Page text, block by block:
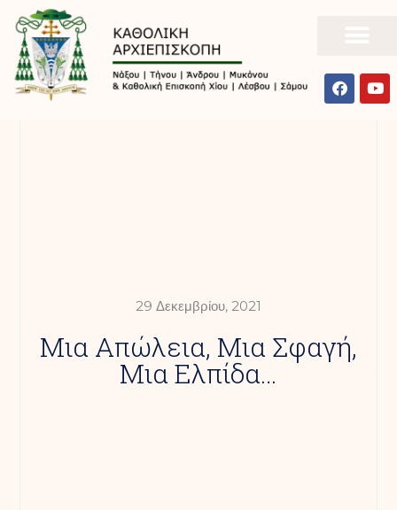
29 Δεκεμβρίου, 2021
Μια Απώλεια, Μια Σφαγή,
Μια Ελπίδα…